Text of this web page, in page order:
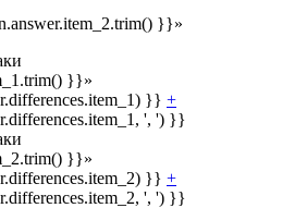
}}»
}}»
}} +
', ') }}
}}»
}} +
', ') }}